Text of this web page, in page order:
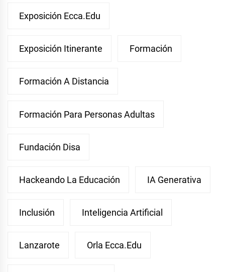
Exposición Ecca.edu
Exposición Itinerante Formación
Formación A Distancia
Formación Para Personas Adultas
Fundación Disa
Hackeando La Educación IA Generativa
Inclusión Inteligencia Artificial
Lanzarote Orla Ecca.edu